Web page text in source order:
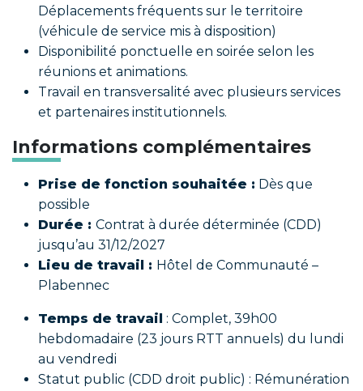
Déplacements fréquents sur le territoire
(véhicule de service mis à disposition)
Disponibilité ponctuelle en soirée selon les
réunions et animations.
Travail en transversalité avec plusieurs services
et partenaires institutionnels.
Informations complémentaires
Prise de fonction souhaitée : Dès que
possible
Durée : Contrat à durée déterminée (CDD)
jusqu’au 31/12/2027
Lieu de travail : Hôtel de Communauté –
Plabennec
Temps de travail : Complet, 39h00
hebdomadaire (23 jours RTT annuels) du lundi
au vendredi
Statut public (CDD droit public) : Rémunération